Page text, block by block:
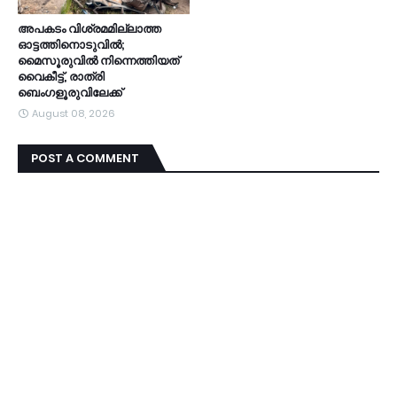
അപകടം വിശ്രമമില്ലാത്ത
ഓട്ടത്തിനൊടുവിൽ;
മൈസൂരുവിൽ നിന്നെത്തിയത്
വൈകീട്ട്, രാത്രി
ബെംഗളൂരുവിലേക്ക്
August 08, 2026
POST A COMMENT